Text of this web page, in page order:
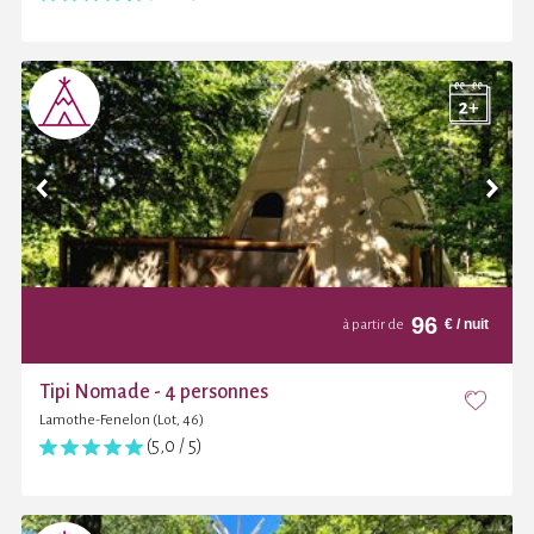
à partir de 96 € / nuit
Tipi Nomade - 4 personnes
Lamothe-Fenelon (Lot, 46)
(5,0 / 5)